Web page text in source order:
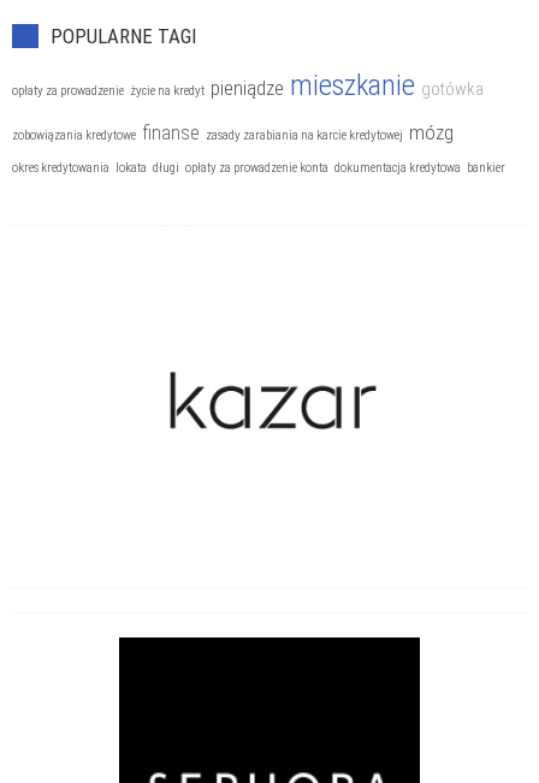
POPULARNE TAGI
opłaty za prowadzenie życie na kredyt pieniądze mieszkanie gotówka
zobowiązania kredytowe finanse zasady zarabiania na karcie kredytowej mózg
okres kredytowania lokata długi opłaty za prowadzenie konta dokumentacja kredytowa bankier